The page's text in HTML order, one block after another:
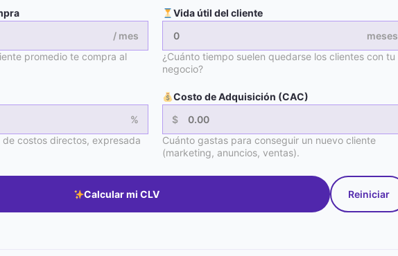
/ mes
promedio te compra al
Vida útil del cliente
meses
¿Cuánto tiempo suelen quedarse los clientes con tu
negocio?
%
costos directos, expresada
Costo de Adquisición (CAC)
$
Cuánto gastas para conseguir un nuevo cliente
(marketing, anuncios, ventas).
Calcular mi CLV Reiniciar